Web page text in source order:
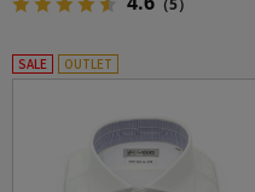
（5）
SALE OUTLET